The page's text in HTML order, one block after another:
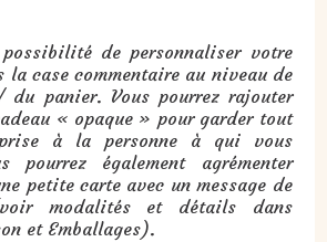
de personnaliser votre
la case commentaire au niveau de
du panier. Vous pourrez rajouter
« opaque » pour garder tout
à la personne à qui vous
pourrez également agrémenter
petite carte avec un message de
modalités et détails dans
et Emballages).